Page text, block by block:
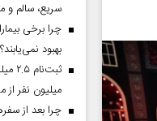
سریع، سالم و
چرا برخی
بهبود نمی‌یابند؟
میلیون نفر از
چرا بعد از